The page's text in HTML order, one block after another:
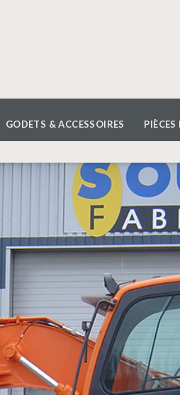
GODETS & ACCESSOIRES PIÈCES